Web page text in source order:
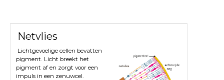
Netvlies
Lichtgevoelige cellen bevatten
pigment. Licht breekt het
pigment af en zorgt voor een
impuls in een zenuwcel.